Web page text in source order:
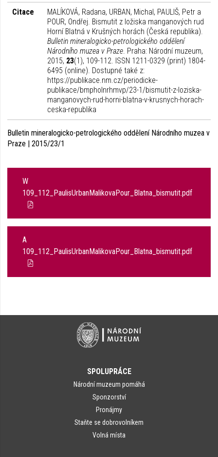
Citace
MALÍKOVÁ, Radana, URBAN, Michal, PAULIŠ, Petr a
POUR, Ondřej. Bismutit z ložiska manganových rud
Horní Blatná v Krušných horách (Česká republika).
Bulletin mineralogicko-petrologického oddělení
Národního muzea v Praze. Praha: Národní muzeum,
2015, 23(1), 109-112. ISSN 1211-0329 (print) 1804-
6495 (online). Dostupné také z:
https://publikace.nm.cz/periodicke-
publikace/bmpholnrhmvp/23-1/bismutit-z-loziska-
manganovych-rud-horni-blatna-v-krusnych-horach-
ceska-republika
Bulletin mineralogicko-petrologického oddělení Národního muzea v
Praze | 2015/23/1
W
109_112_PaulisUrbanMalikovaPour_Blatna_bismutit.pdf
A
109_112_PaulisUrbanMalikovaPour_Blatna_bismutit.pdf
SPOLUPRÁCE
Národní muzeum pomáhá
Sponzorství
Pronájmy
Staňte se dobrovolníkem
Volná místa